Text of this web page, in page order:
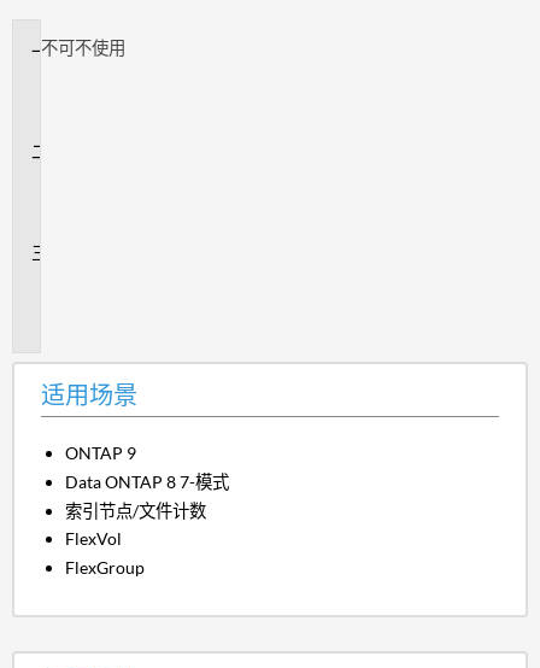
适
不可不使用
适用场景
ONTAP 9
Data ONTAP 8 7-模式
索引节点/文件计数
FlexVol
FlexGroup